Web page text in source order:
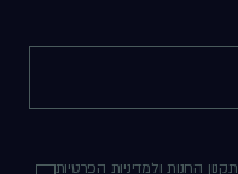
תקנון החנותולמדיניות הפרטיות